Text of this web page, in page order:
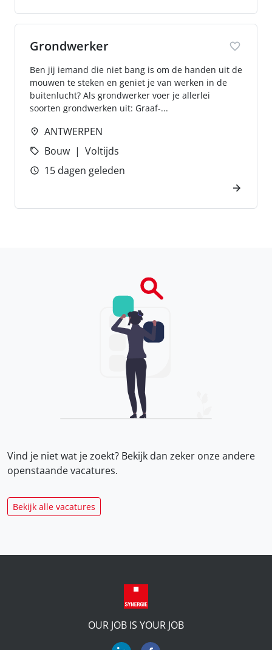
Grondwerker
Ben jij iemand die niet bang is om de handen uit de
mouwen te steken en geniet je van werken in de
buitenlucht? Als grondwerker voer je allerlei
soorten grondwerken uit: Graaf-...
ANTWERPEN
Bouw
Voltijds
15 dagen geleden
Vind je niet wat je zoekt? Bekijk dan zeker onzeandere
openstaande vacatures.
Bekijk alle vacatures
OUR JOB IS YOUR JOB